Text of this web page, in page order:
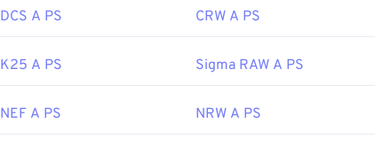
DCS A PS CRW A PS
K25 A PS Sigma RAW A PS
NEF A PS NRW A PS